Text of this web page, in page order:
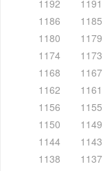
1192
1191
1186
1185
1180
1179
1174
1173
1168
1167
1162
1161
1156
1155
1150
1149
1144
1143
1138
1137